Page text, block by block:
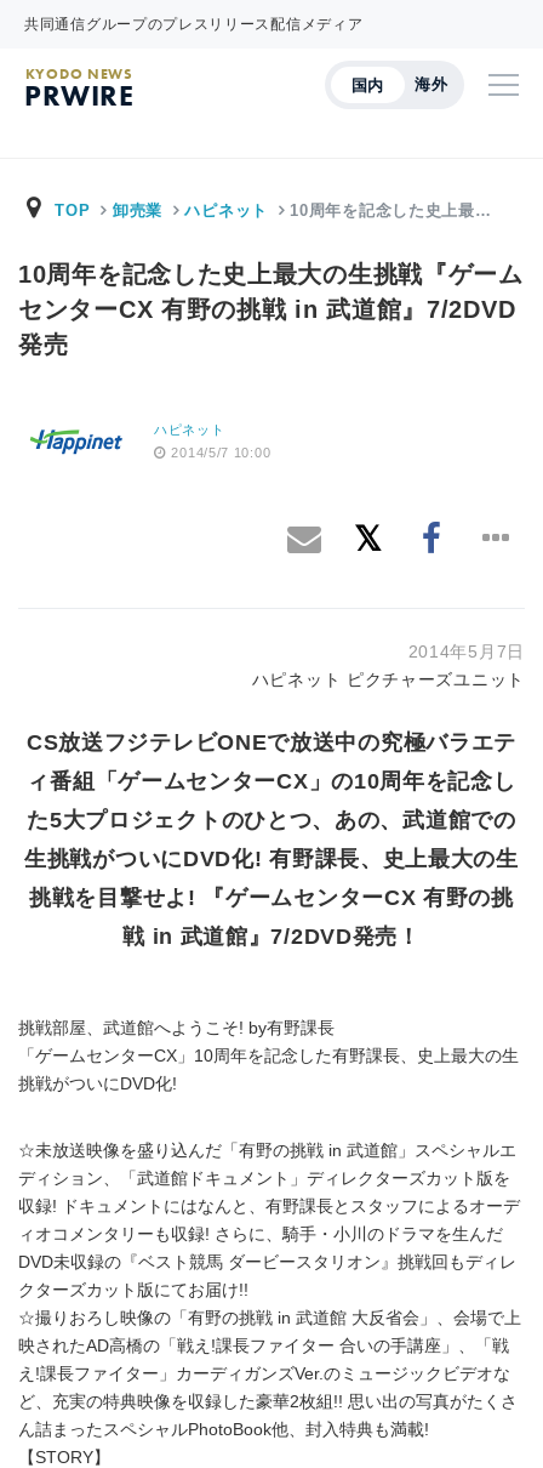
共同通信グループのプレスリリース配信メディア
国内 海外
KYODO NEWS
PRWIRE
TOP 卸売業 ハピネット 10周年を記念した史上最…
10周年を記念した史上最大の生挑戦『ゲーム
センターCX 有野の挑戦 in 武道館』7/2DVD
発売
ハピネット
2014/5/7 10:00
2014年5月7日
ハピネット ピクチャーズユニット
CS放送フジテレビONEで放送中の究極バラエテ
ィ番組「ゲームセンターCX」の10周年を記念し
た5大プロジェクトのひとつ、あの、武道館での
生挑戦がついにDVD化! 有野課長、史上最大の生
挑戦を目撃せよ! 『ゲームセンターCX 有野の挑
戦 in 武道館』7/2DVD発売！
挑戦部屋、武道館へようこそ! by有野課長
「ゲームセンターCX」10周年を記念した有野課長、史上最大の生
挑戦がついにDVD化!
☆未放送映像を盛り込んだ「有野の挑戦 in 武道館」スペシャルエ
ディション、「武道館ドキュメント」ディレクターズカット版を
収録! ドキュメントにはなんと、有野課長とスタッフによるオーデ
ィオコメンタリーも収録! さらに、騎手・小川のドラマを生んだ
DVD未収録の『ベスト競馬 ダービースタリオン』挑戦回もディレ
クターズカット版にてお届け!!
☆撮りおろし映像の「有野の挑戦 in 武道館 大反省会」、会場で上
映されたAD高橋の「戦え!課長ファイター 合いの手講座」、「戦
え!課長ファイター」カーディガンズVer.のミュージックビデオな
ど、充実の特典映像を収録した豪華2枚組!! 思い出の写真がたくさ
ん詰まったスペシャルPhotoBook他、封入特典も満載!
【STORY】